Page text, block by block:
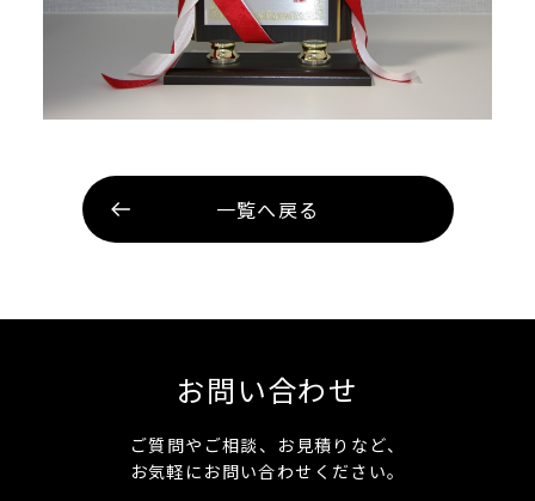
一覧へ戻る
お問い合わせ
ご質問やご相談、お見積りなど、
お気軽にお問い合わせください。